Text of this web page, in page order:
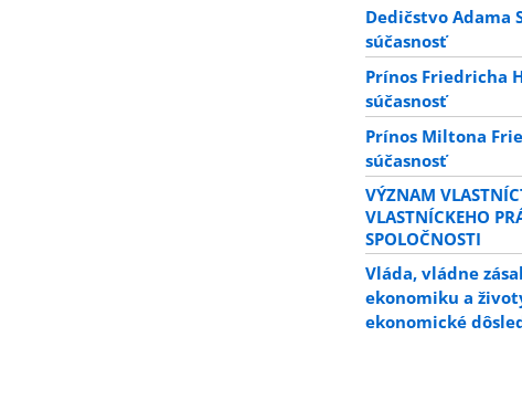
Dedičstvo Adama
súčasnosť
Prínos Friedricha
súčasnosť
Prínos Miltona
súčasnosť
VÝZNAM
VLASTNÍCKEHO
SPOLOČNOSTI
Vláda, vládne
ekonomiku a
ekonomické